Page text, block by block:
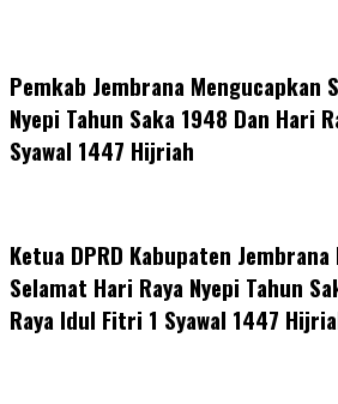
Pemkab Jembrana Mengucapkan
Nyepi Tahun Saka 1948 Dan Hari
Syawal 1447 Hijriah
Ketua DPRD Kabupaten
Selamat Hari Raya Nyepi Tahun
Raya Idul Fitri 1 Syawal 1447